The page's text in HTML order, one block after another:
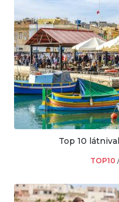
Top 10
TOP10